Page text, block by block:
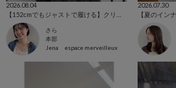
2026.08.04
さら
本部
Jena espace merveilleux
2026.07.30